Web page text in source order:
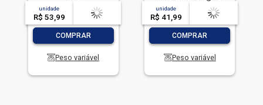
unidade
R$ 53,99
acima de
-- --,--un.
COMPRAR
Peso variável
unidade
R$ 41,99
acima de
-- --,--un.
COMPRAR
Peso variável